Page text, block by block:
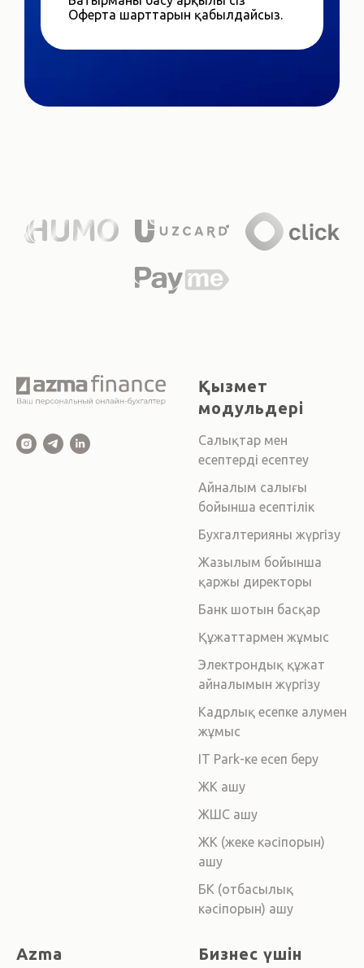
Оферта шарттарын қабылдайсыз.
Қызмет
модульдері
Салықтар мен
есептерді есептеу
Айналым салығы
бойынша есептілік
Бухгалтерияны жүргізу
Жазылым бойынша
қаржы директоры
Банк шотын басқар
Құжаттармен жұмыс
Электрондық құжат
айналымын жүргізу
Кадрлық есепке алумен
жұмыс
IT Park-ке есеп беру
ЖК ашу
ЖШС ашу
ЖК (жеке кәсіпорын)
ашу
БК (отбасылық
кәсіпорын) ашу
Azma
Бизнес үшін